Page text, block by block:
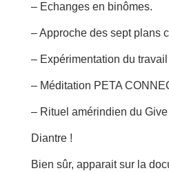
– Echanges en binômes.
– Approche des sept plans
– Expérimentation du
– Méditation PETA
– Rituel amérindien du
Diantre !
Bien sûr, apparait sur la